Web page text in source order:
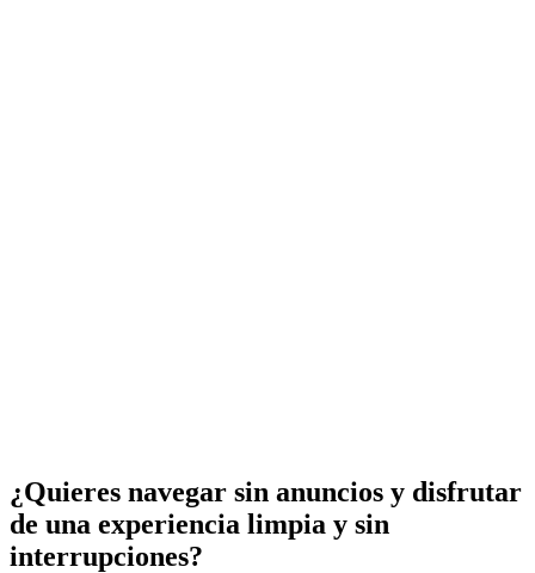
¿Quieres navegar sin anuncios y disfrutar
de una experiencia limpia y sin
interrupciones?